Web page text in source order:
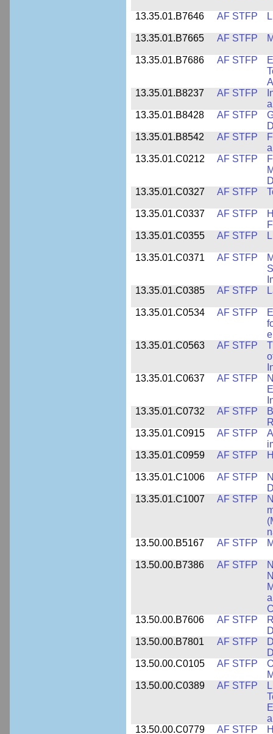
13.35.01.B7646 AF STFP
13.35.01.B7665 AF STFP
13.35.01.B7686 AF STFP
13.35.01.B8237
AF STFP
13.35.01.B8428
AF STFP
13.35.01.B8542
AF STFP
13.35.01.C0212
AF STFP
13.35.01.C0327
AF STFP
13.35.01.C0337 AF STFP
13.35.01.C0355
AF STFP
13.35.01.C0371 AF STFP
13.35.01.C0385
AF STFP
13.35.01.C0534 AF STFP
13.35.01.C0563
AF STFP
13.35.01.C0637
AF STFP
13.35.01.C0732
AF STFP
13.35.01.C0915
AF STFP
13.35.01.C0959
AF STFP
13.35.01.C1006 AF STFP
13.35.01.C1007
AF STFP
13.50.00.B5167
AF STFP
13.50.00.B7386 AF STFP
13.50.00.B7606
AF STFP
13.50.00.B7801
AF STFP
13.50.00.C0105
AF STFP
13.50.00.C0389
AF STFP
13.50.00.C0779
AF STFP